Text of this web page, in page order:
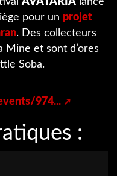
pour un projet
. Des collecteurs
Mine et sont d’ores
Soba.
974...
: